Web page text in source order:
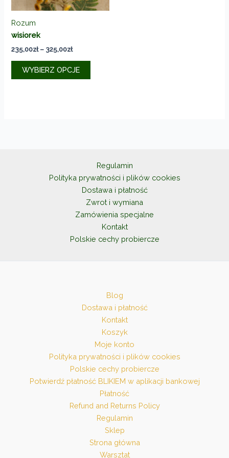
Rozum
wisiorek
235,00zł – 325,00złZakres
od
235,00zł
WYBIERZ OPCJE
Ten
na
stronie
produktu
Regulamin
Polityka prywatności i plików cookies
Dostawa i płatność
Zwrot i wymiana
Zamówienia specjalne
Kontakt
Polskie cechy probiercze
Blog
Dostawa i płatność
Kontakt
Koszyk
Moje konto
Polityka prywatności i plików cookies
Polskie cechy probiercze
Potwierdź płatność BLIKIEM w aplikacji bankowej
Płatność
Refund and Returns Policy
Regulamin
Sklep
Strona główna
Warsztat